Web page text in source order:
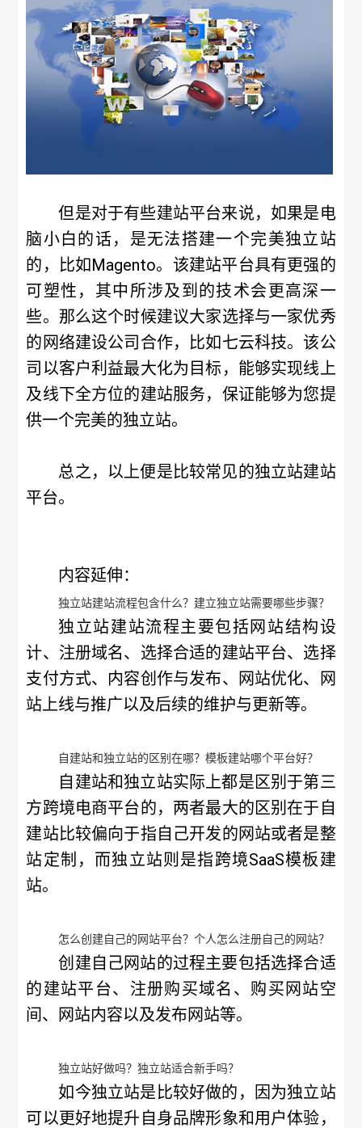
但是对于有些建站平台来说，如果是电
脑小白的话，是无法搭建一个完美独立站
的，比如Magento。该建站平台具有更强的
可塑性，其中所涉及到的技术会更高深一
些。那么这个时候建议大家选择与一家优秀
的网络建设公司合作，比如七云科技。该公
司以客户利益最大化为目标，能够实现线上
及线下全方位的建站服务，保证能够为您提
供一个完美的独立站。
总之，以上便是比较常见的独立站建站
平台。
内容延伸：
独立站建站流程包含什么？建立独立站需要哪些步骤？
独立站建站流程主要包括网站结构设
计、注册域名、选择合适的建站平台、选择
支付方式、内容创作与发布、网站优化、网
站上线与推广以及后续的维护与更新等。
自建站和独立站的区别在哪？模板建站哪个平台好？
自建站和独立站实际上都是区别于第三
方跨境电商平台的，两者最大的区别在于自
建站比较偏向于指自己开发的网站或者是整
站定制，而独立站则是指跨境SaaS模板建
站。
怎么创建自己的网站平台？个人怎么注册自己的网站？
创建自己网站的过程主要包括选择合适
的建站平台、注册购买域名、购买网站空
间、网站内容以及发布网站等。
独立站好做吗？独立站适合新手吗？
如今独立站是比较好做的，因为独立站
可以更好地提升自身品牌形象和用户体验，